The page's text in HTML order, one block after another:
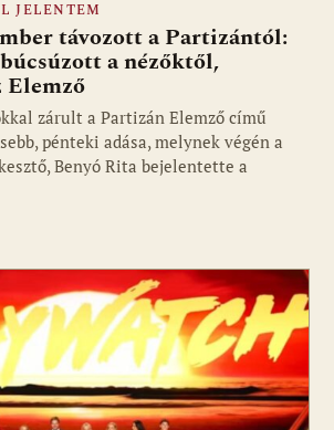
JELENTEM
távozott a Partizántól:
a nézőktől,
Elemző
zárult a Partizán Elemző című
pénteki adása, melynek végén a
Benyó Rita bejelentette a